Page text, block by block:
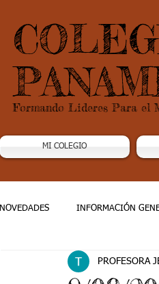
Formando Lideres Para el
MI COLEGIO
NOVEDADES INFORMACIÓN
Grado 2
PROFESORA